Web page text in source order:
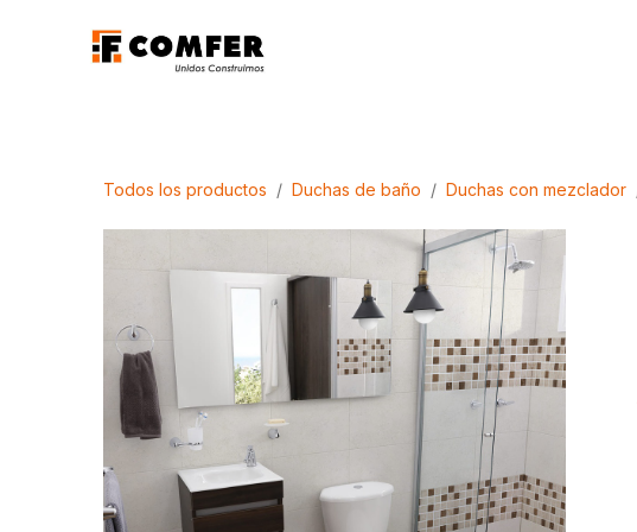
Todos los productos Duchas de baño Duchas con mezclador